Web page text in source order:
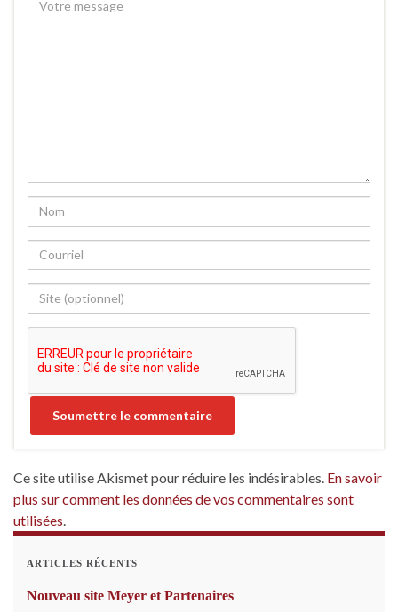
Ce site utilise Akismet pour réduire les indésirables. En savoir
plus sur comment les données de vos commentaires sont
utilisées.
ARTICLES RÉCENTS
Nouveau site Meyer et Partenaires